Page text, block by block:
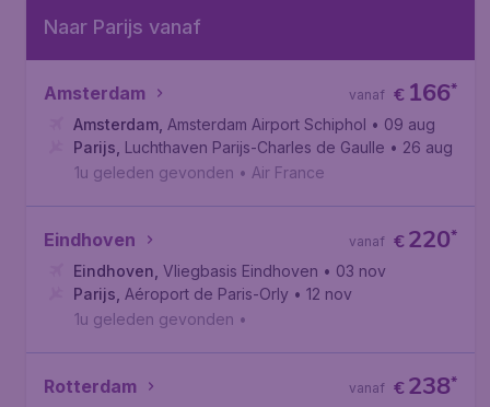
Naar Parijs vanaf
Amsterdam € 166*
vanaf
Amsterdam Amsterdam Airport Schiphol • 09 aug
Parijs Luchthaven Parijs-Charles de Gaulle • 26 aug
1u geleden gevonden • Air France
Eindhoven €220*
vanaf
Eindhoven Vliegbasis Eindhoven • 03 nov
Parijs Aéroport de Paris-Orly • 12 nov
1u geleden gevonden •
Rotterdam €238*
vanaf